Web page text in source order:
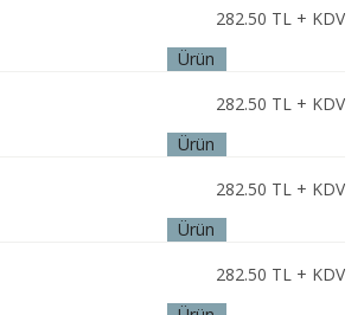
282.50 TL + KDV
Ürün
282.50 TL + KDV
Ürün
282.50 TL + KDV
Ürün
282.50 TL + KDV